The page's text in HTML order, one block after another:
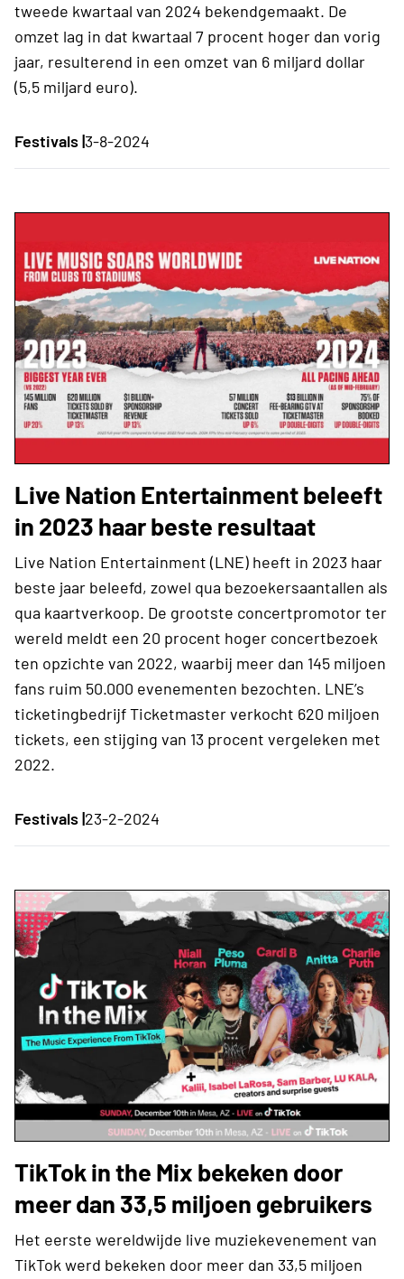
tweede kwartaal van 2024 bekendgemaakt. De
omzet lag in dat kwartaal 7 procent hoger dan vorig
jaar, resulterend in een omzet van 6 miljard dollar
(5,5 miljard euro).
Festivals |3-8-2024
Live Nation Entertainment beleeft
in 2023 haar beste resultaat
Live Nation Entertainment (LNE) heeft in 2023 haar
beste jaar beleefd, zowel qua bezoekersaantallen als
qua kaartverkoop. De grootste concertpromotor ter
wereld meldt een 20 procent hoger concertbezoek
ten opzichte van 2022, waarbij meer dan 145 miljoen
fans ruim 50.000 evenementen bezochten. LNE’s
ticketingbedrijf Ticketmaster verkocht 620 miljoen
tickets, een stijging van 13 procent vergeleken met
2022.
Festivals |23-2-2024
TikTok in the Mix bekeken door
meer dan 33,5 miljoen gebruikers
Het eerste wereldwijde live muziekevenement van
TikTok werd bekeken door meer dan 33,5 miljoen